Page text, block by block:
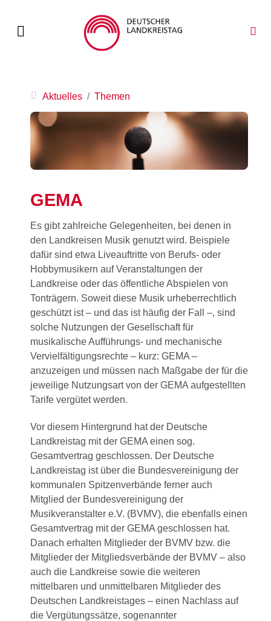
Aktuelles Themen
GEMA
Es gibt zahlreiche Gelegenheiten, bei denen in
den Landkreisen Musik genutzt wird. Beispiele
dafür sind etwa Liveauftritte von Berufs- oder
Hobbymusikern auf Veranstaltungen der
Landkreise oder das öffentliche Abspielen von
Tonträgern. Soweit diese Musik urheberrechtlich
geschützt ist – und das ist häufig der Fall –, sind
solche Nutzungen der Gesellschaft für
musikalische Aufführungs- und mechanische
Vervielfältigungsrechte – kurz: GEMA –
anzuzeigen und müssen nach Maßgabe der für die
jeweilige Nutzungsart von der GEMA aufgestellten
Tarife vergütet werden.
Vor diesem Hintergrund hat der Deutsche
Landkreistag mit der GEMA einen sog.
Gesamtvertrag geschlossen. Der Deutsche
Landkreistag ist über die Bundesvereinigung der
kommunalen Spitzenverbände ferner auch
Mitglied der Bundesvereinigung der
Musikveranstalter e.V. (BVMV), die ebenfalls einen
Gesamtvertrag mit der GEMA geschlossen hat.
Danach erhalten Mitglieder der BVMV bzw. die
Mitglieder der Mitgliedsverbände der BVMV – also
auch die Landkreise sowie die weiteren
mittelbaren und unmittelbaren Mitglieder des
Deutschen Landkreistages – einen Nachlass auf
die Vergütungssätze, sogenannter